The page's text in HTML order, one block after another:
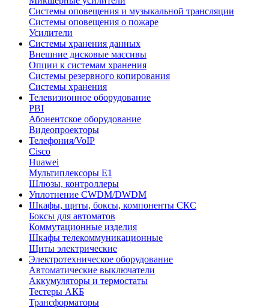
Системы оповещения и музыкальной трансляции
Системы оповещения о пожаре
Усилители
Системы хранения данных
Внешние дисковые массивы
Опции к системам хранения
Системы резервного копирования
Системы хранения
Телевизионное оборудование
PBI
Абонентское оборудование
Видеопроекторы
Телефония/VoIP
Cisco
Huawei
Мультиплексоры E1
Шлюзы, контроллеры
Уплотнение CWDM/DWDM
Шкафы, щиты, боксы, компоненты СКС
Боксы для автоматов
Коммутационные изделия
Шкафы телекоммуникационные
Щиты электрические
Электротехническое оборудование
Автоматические выключатели
Аккумуляторы и термостаты
Тестеры АКБ
Трансформаторы